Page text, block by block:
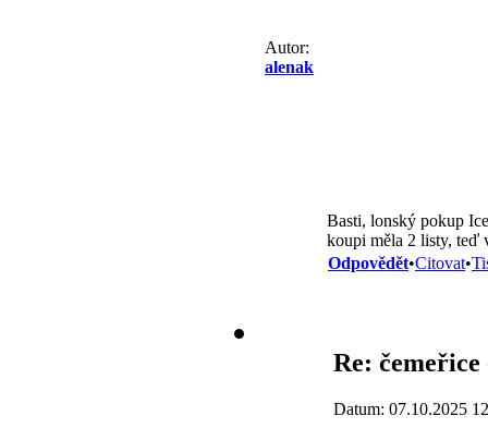
Autor:
alenak
Basti, lonský pokup
koupi měla 2 listy, teď
Odpovědět•Citovat•
Re:
Datum: 07.10.2025